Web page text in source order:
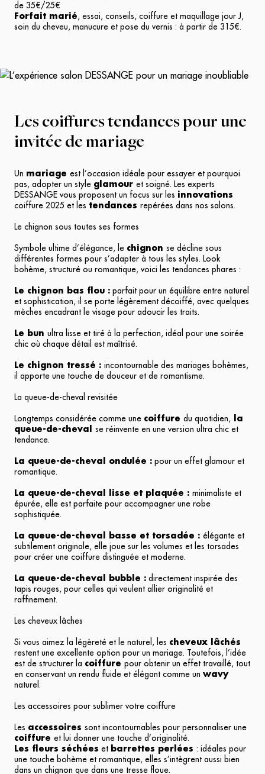
de 35€/25€
Forfait marié , essai, conseils, coiffure et maquillage jour J,
soin du cheveu, manucure et pose du vernis : à partir de 315€.
Les coiffures tendances pour une
invitée de mariage
Un mariage est l’occasion idéale pour essayer et pourquoi
pas, adopter un style glamour et soigné. Les experts
DESSANGE vous proposent un focus sur les innovations
coiffure 2025 et les tendances repérées dans nos salons.
Le chignon sous toutes ses formes
Symbole ultime d’élégance, le chignon se décline sous
différentes formes pour s’adapter à tous les styles. Look
bohème, structuré ou romantique, voici les tendances phares :
Le chignon bas flou : parfait pour un équilibre entre naturel
et sophistication, il se porte légèrement décoiffé, avec quelques
mèches encadrant le visage pour adoucir les traits.
Le bun ultra lisse et tiré à la perfection, idéal pour une soirée
chic où chaque détail est maîtrisé.
Le chignon tressé : incontournable des mariages bohèmes,
il apporte une touche de douceur et de romantisme.
La queue-de-cheval revisitée
Longtemps considérée comme une coiffure du quotidien, la
queue-de-cheval se réinvente en une version ultra chic et
tendance.
La queue-de-cheval ondulée : pour un effet glamour et
romantique.
La queue-de-cheval lisse et plaquée : minimaliste et
épurée, elle est parfaite pour accompagner une robe
sophistiquée.
La queue-de-cheval basse et torsadée : élégante et
subtilement originale, elle joue sur les volumes et les torsades
pour créer une coiffure distinguée et moderne.
La queue-de-cheval bubble : directement inspirée des
tapis rouges, pour celles qui veulent allier originalité et
raffinement.
Les cheveux lâches
Si vous aimez la légèreté et le naturel, les cheveux lâchés
restent une excellente option pour un mariage. Toutefois, l’idée
est de structurer la coiffure pour obtenir un effet travaillé, tout
en conservant un rendu fluide et élégant comme un wavy
naturel.
Les accessoires pour sublimer votre coiffure
Les accessoires sont incontournables pour personnaliser une
coiffure et lui donner une touche d’originalité.
Les fleurs séchées et barrettes perlées : idéales pour
une touche bohème et romantique, elles s’intègrent aussi bien
dans un chignon que dans une tresse floue.